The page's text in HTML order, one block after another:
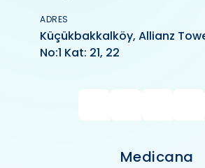
ADRES
Küçükbakkalköy, Allianz
No:1 Kat: 21, 22
Medicana